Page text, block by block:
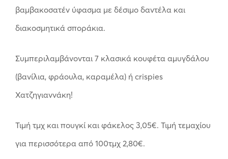
βαμβακοσατέν ύφασμα με δέσιμο δαντέλα και
διακοσμητικά σποράκια.
Συμπεριλαμβάνονται 7 κλασικά κουφέτα αμυγδάλου
(βανίλια, φράουλα, καραμέλα) ή crispies
Χατζηγιαννάκη!
Τιμή τμχ και πουγκί και φάκελος 3,05€. Τιμή τεμαχίου
για περισσότερα από 100τμχ 2,80€.